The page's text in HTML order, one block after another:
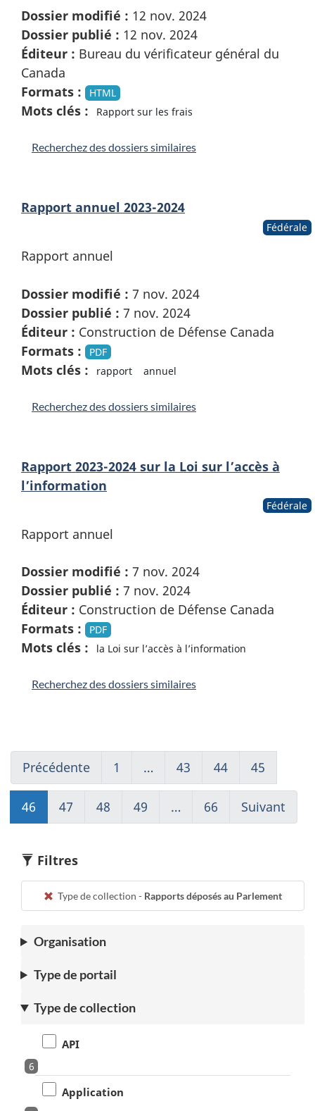
Dossier modifié : 12 nov. 2024
Dossier publié : 12 nov. 2024
Éditeur : Bureau du vérificateur général du
Canada
Formats :
HTML
Mots clés : Rapport sur les frais
Recherchez des dossiers similaires
Rapport annuel 2023-2024
Fédérale
Rapport annuel
Dossier modifié : 7 nov. 2024
Dossier publié : 7 nov. 2024
Éditeur : Construction de Défense Canada
Formats :
PDF
Mots clés : rapport annuel
Recherchez des dossiers similaires
Rapport 2023-2024 sur la Loi sur l’accès à
l’information
Fédérale
Rapport annuel
Dossier modifié : 7 nov. 2024
Dossier publié : 7 nov. 2024
Éditeur : Construction de Défense Canada
Formats :
PDF
Mots clés : la Loi sur l’accès à l’information
Recherchez des dossiers similaires
Précédente
to
page
45
1
(current)
Aller
1
… 43
to
page
43
44
to
page
44
45
to
page
45
46
to
46
47
to
47
48
to
49
to
… 66 (current)
Aller
Suivant
to
Filtres
Type de collection - Rapports déposés au Parlement
Organisation
Type de portail
Type de collection
API
6
Application